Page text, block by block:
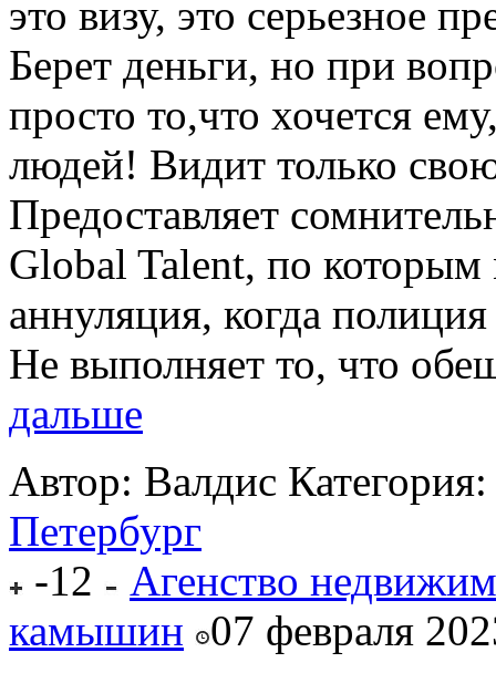
это визу, это серьезное
Берет деньги, но при
просто то,что хочется
людей! Видит только
Предоставляет
Global Talent, по
аннуляция, когда полиция
Не выполняет то, что
дальше
Автор: Валдис
Петербург
-12
Агенство
камышин
07 февраля